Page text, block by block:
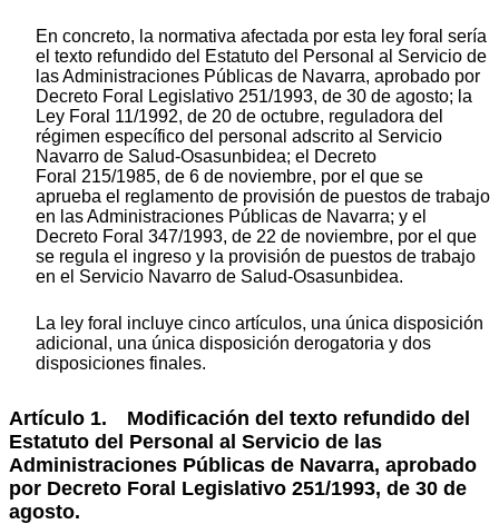
En concreto, la normativa afectada por esta ley foral sería
el texto refundido del Estatuto del Personal al Servicio de
las Administraciones Públicas de Navarra, aprobado por
Decreto Foral Legislativo 251/1993, de 30 de agosto; la
Ley Foral 11/1992, de 20 de octubre, reguladora del
régimen específico del personal adscrito al Servicio
Navarro de Salud-Osasunbidea; el Decreto
Foral 215/1985, de 6 de noviembre, por el que se
aprueba el reglamento de provisión de puestos de trabajo
en las Administraciones Públicas de Navarra; y el
Decreto Foral 347/1993, de 22 de noviembre, por el que
se regula el ingreso y la provisión de puestos de trabajo
en el Servicio Navarro de Salud-Osasunbidea.
La ley foral incluye cinco artículos, una única disposición
adicional, una única disposición derogatoria y dos
disposiciones finales.
Artículo 1. Modificación del texto refundido del
Estatuto del Personal al Servicio de las
Administraciones Públicas de Navarra, aprobado
por Decreto Foral Legislativo 251/1993, de 30 de
agosto.